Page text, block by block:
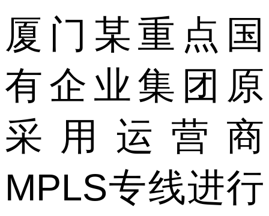
厦门某重点国
有企业集团原
采用运营商
MPLS专线进行